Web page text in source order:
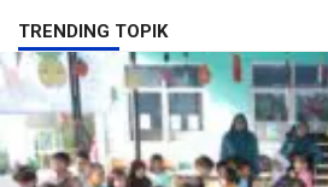
TRENDING TOPIK